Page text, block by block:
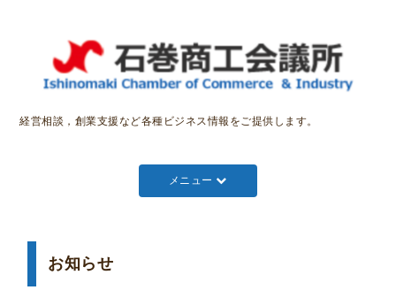
経営相談，創業支援など各種ビジネス情報をご提供します。
メニュー
お知らせ